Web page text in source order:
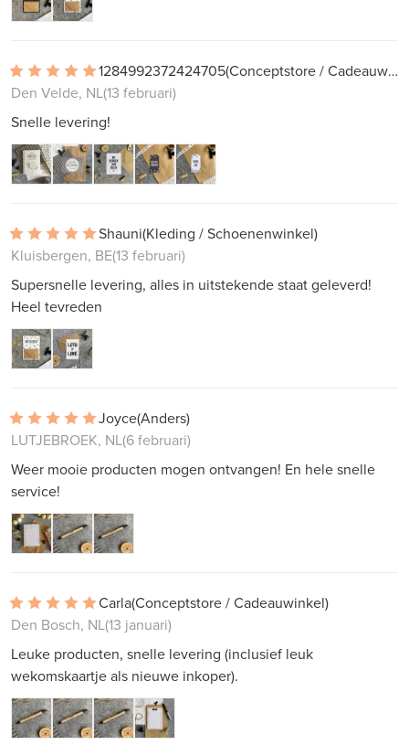
1284992372424705
(Conceptstore / Cadeauwinkel)
Den Velde, NL(13 februari)
Snelle levering!
Shauni(Kleding / Schoenenwinkel)
Kluisbergen, BE(13 februari)
Supersnelle levering, alles in uitstekende staat geleverd!
Heel tevreden
Joyce(Anders)
LUTJEBROEK, NL(6 februari)
Weer mooie producten mogen ontvangen! En hele snelle
service!
Carla(Conceptstore / Cadeauwinkel)
Den Bosch, NL(13 januari)
Leuke producten, snelle levering (inclusief leuk
wekomskaartje als nieuwe inkoper).